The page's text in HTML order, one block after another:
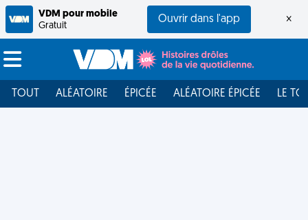
VDM pour mobile
Gratuit
Ouvrir dans l'app ×
TOUT ALÉATOIRE ÉPICÉE ALÉATOIRE ÉPICÉE LE